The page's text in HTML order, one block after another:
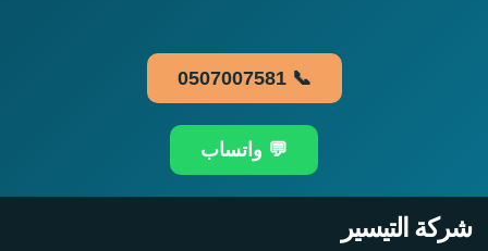
📞 0507007581
💬 واتساب
شركة التيسير